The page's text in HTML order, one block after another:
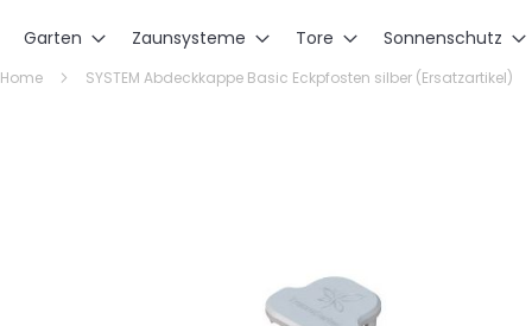
Garten Zaunsysteme Tore Sonnenschutz
Home SYSTEM Abdeckkappe Basic Eckpfosten silber (Ersatzartikel)